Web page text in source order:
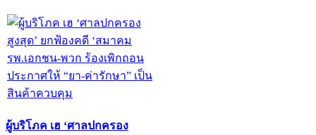
ผู้บริโภค เฮ ‘ศาลปกครอง